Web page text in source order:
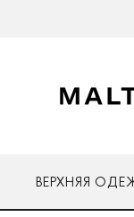
ВЕРХНЯЯ